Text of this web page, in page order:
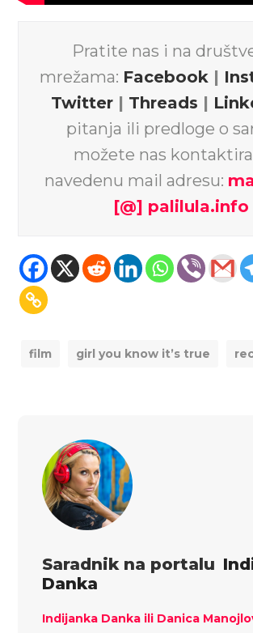
Pratite nas i na
mrežama: Facebook |
Twitter | Threads |
pitanja ili predloge o
možete nas
navedenu mail adresu:
[@] palilula.info
film girl you know it’s true
Saradnik na portalu
Danka
Indijanka Danka ili Danica